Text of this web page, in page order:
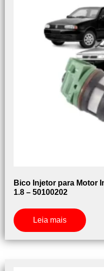
Bico Injetor para Motor
1.8 – 50100202
Leia mais